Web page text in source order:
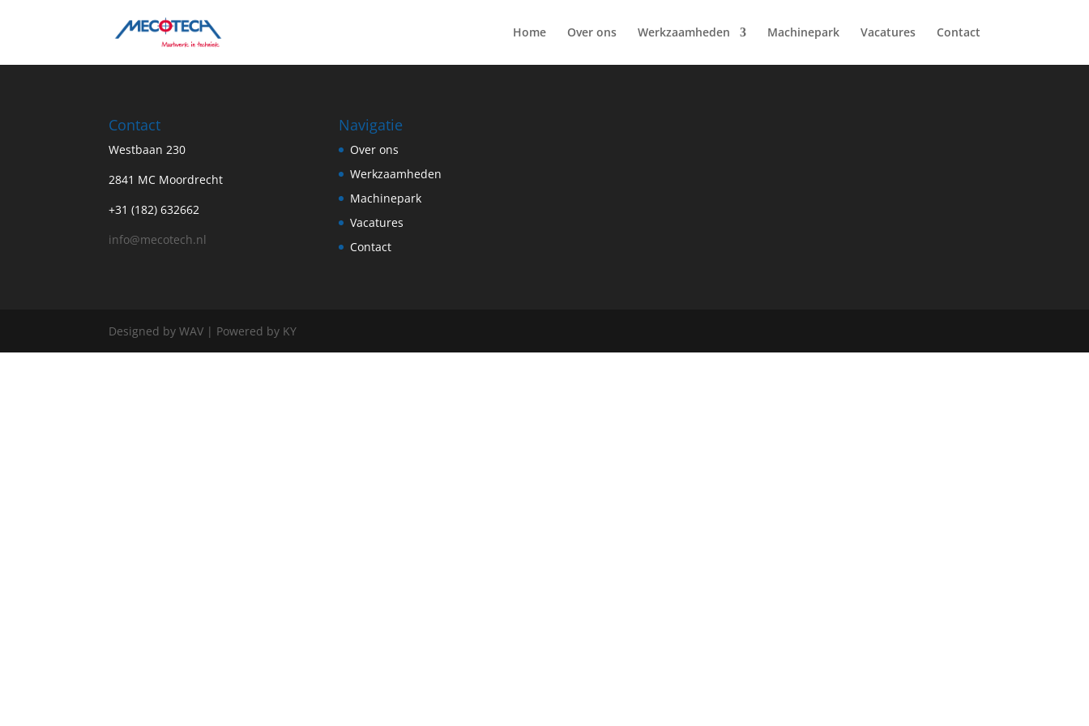
Home Over ons Werkzaamheden Machinepark Vacatures Contact
Contact
Westbaan 230
2841 MC Moordrecht
+31 (182) 632662
info@mecotech.nl
Navigatie
Over ons
Werkzaamheden
Machinepark
Vacatures
Contact
Designed by WAV | Powered by KY